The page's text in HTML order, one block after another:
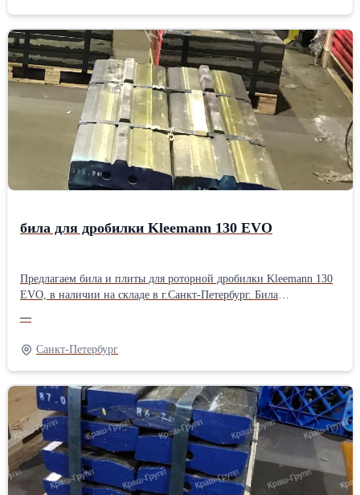
на мировом рынке дробильно-сортировочного оборудования.
Продукция нашего завода экспортируется в США, Канаду и
страны западной Европы. Прямой контракт с заводом и большие
объемы поставок позволяют нам сохранять конкурентные цены
на российском рынке дробильно-сортировочного оборудования.
Также готовы изготовить любую изнашиваемую деталь по
вашим чертежам из широкой линейки сплавов. Наши инженеры
помогут подобрать наиболее оптимальный сплав и исходя из
условий применения. Для постоянных клиентов действует
система лояльности.
била для дробилки Kleemann 130 EVO
Предлагаем била и плиты для роторной дробилки Kleemann 130
EVO, в наличии на складе в г.Санкт-Петербург. Била
вставкой, позволяющей увеличить срок работы изнашиваемой
части в два и более раза. Могут быть изготовлены из
марганцевой или мартенситной стали по желанию заказчика.
Наши била и плиты имеют высокие износостойкие
характеристики и хорошо зарекомендовали себя на мировом
рынке дробильно-сортировочного оборудования. Продукция
нашего завода экспортируется в США, Канаду и страны
западной Европы. Прямой контракт с заводом и большие
объемы поставок позволяют нам сохранять конкурентные цены
на российском рынке дробильно-сортировочного оборудования.
Также готовы изготовить любую изнашиваемую деталь по
—
Санкт-Петербург